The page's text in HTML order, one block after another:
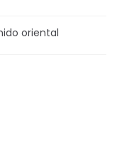
oriental